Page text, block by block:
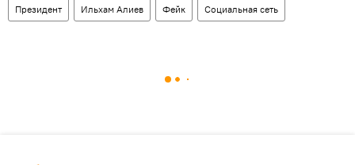
Президент Ильхам Алиев Фейк Социальная сеть